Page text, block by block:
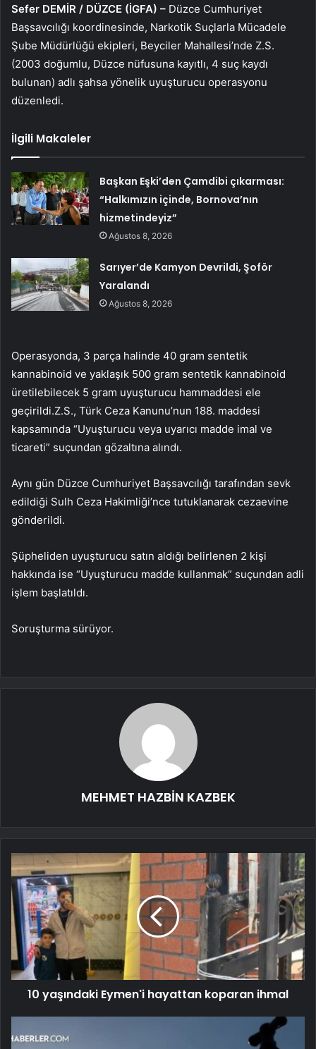
Sefer DEMİR / DÜZCE (İGFA) – Düzce Cumhuriyet
Başsavcılığı koordinesinde, Narkotik Suçlarla Mücadele
Şube Müdürlüğü ekipleri, Beyciler Mahallesi’nde Z.S.
(2003 doğumlu, Düzce nüfusuna kayıtlı, 4 suç kaydı
bulunan) adlı şahsa yönelik uyuşturucu operasyonu
düzenledi.
İlgili Makaleler
Başkan Eşki’den Çamdibi çıkarması:
“Halkımızın içinde, Bornova’nın
hizmetindeyiz”
Ağustos 8, 2026
Sarıyer’de Kamyon Devrildi, Şoför
Yaralandı
Ağustos 8, 2026
Operasyonda, 3 parça halinde 40 gram sentetik
kannabinoid ve yaklaşık 500 gram sentetik kannabinoid
üretilebilecek 5 gram uyuşturucu hammaddesi ele
geçirildi.Z.S., Türk Ceza Kanunu’nun 188. maddesi
kapsamında “Uyuşturucu veya uyarıcı madde imal ve
ticareti” suçundan gözaltına alındı.
Aynı gün Düzce Cumhuriyet Başsavcılığı tarafından sevk
edildiği Sulh Ceza Hakimliği’nce tutuklanarak cezaevine
gönderildi.
Şüpheliden uyuşturucu satın aldığı belirlenen 2 kişi
hakkında ise “Uyuşturucu madde kullanmak” suçundan adli
işlem başlatıldı.
Soruşturma sürüyor.
MEHMET HAZBİN KAZBEK
10 yaşındaki Eymen'i hayattan koparan ihmal